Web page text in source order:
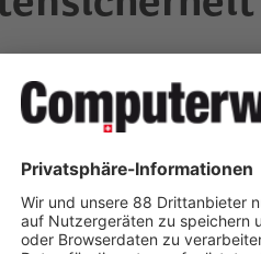
werfen rechtliche
und des Arbeitsrechts.
Zugriff auf vertrauliche
oder
müssen gewährleistet
(Multifaktor-
Einsicht Dritter zu treffen – bei